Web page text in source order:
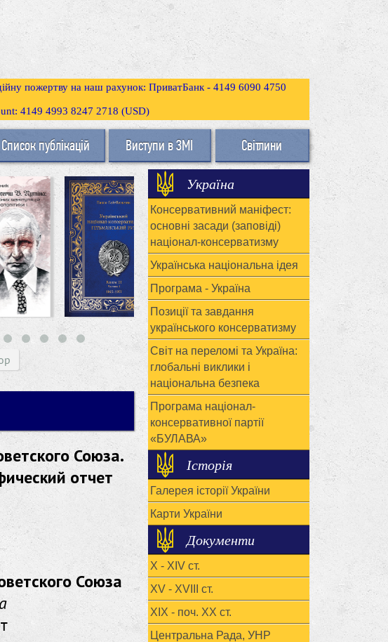
пожертву на наш рахунок: ПриватБанк - 4149 6090 4750
4149 4993 8247 2718 (USD)
Список публікацій Виступи в ЗМІ Світлини
Союза.
отчет
Союза
Україна
Консервативний маніфест:
основні засади (заповіді)
націонал-консерватизму
Українська національна ідея
Програма - Україна
Позиції та завдання
українського консерватизму
Світ на переломі та Україна:
глобальні виклики і
національна безпека
Програма націонал-
консервативної партії
«БУЛАВА»
Історія
Галерея історії України
Карти України
Документи
X - XIV ст.
XV - XVIII ст.
ХІХ - поч. ХХ ст.
Центральна Рада, УНР